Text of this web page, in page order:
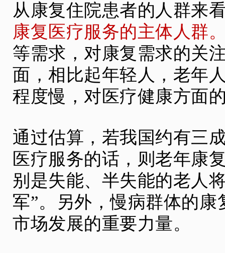
从康复住院患者的人群来
康复医疗服务的主体人群
等需求，对康复需求的关
面，相比起年轻人，老年
程度慢，对医疗健康方面
通过估算，若我国约有三
医疗服务的话，则老年康
别是失能、半失能的老人
军”。另外，慢病群体的
市场发展的重要力量。